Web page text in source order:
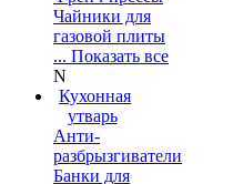
Чайники для
газовой плиты
... Показать все
N
Кухонная
утварь
Анти-
разбрызгиватели
Банки для